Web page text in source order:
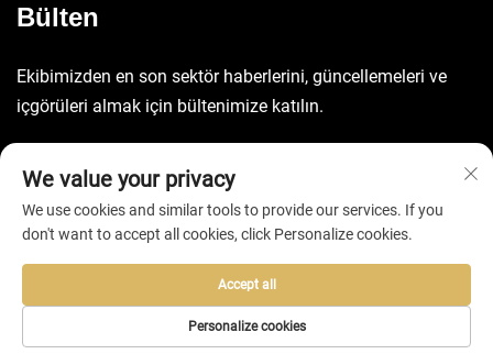
Bülten
Ekibimizden en son sektör haberlerini, güncellemeleri ve
içgörüleri almak için bültenimize katılın.
Telif Hakkı © 2025 Huizhou EVA Bag Co., Ltd. -
We value your privacy
We use cookies and similar tools to provide our services. If you
don't want to accept all cookies, click Personalize cookies.
Personalize cookies
Accept all